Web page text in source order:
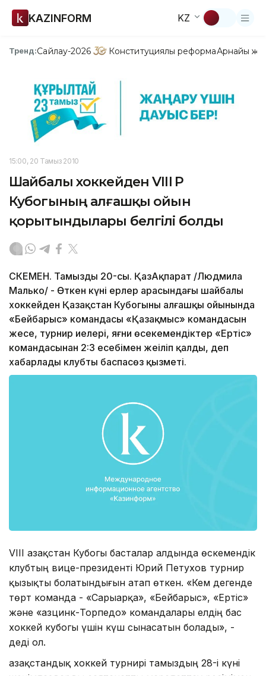
KAZINFORM KZ
Тренд:Сайлау-2026 Конституциялық реформаАрнайы
15:00, 20 Тамыз 2010
Шайбалы хоккейден VIII ҚР
Кубогының алғашқы ойын
қорытындылары белгілі болды
СКЕМЕН. Тамыздың 20-сы. ҚазАқпарат /Людмила
Малько/ - Өткен күні ерлер арасындағы шайбалы
хоккейден Қазақстан Кубогының алғашқы ойынында
«Бейбарыс» командасы «Қазақмыс» командасын
жеңсе, турнир иелері, яғни өсекемендіктер «Ертіс»
командасынан 2:3 есебімен жеңіліп қалды, деп
хабарлады клубтың баспасөз қызметі.
VIII Қазақстан Кубогы басталар алдында өскемендік
клубтың вице-президенті Юрий Петухов турнир
қызықты болатындығын атап өткен. «Кем дегенде
төрт команда - «Сарыарқа», «Бейбарыс», «Ертіс»
және «Қазцинк-Торпедо» командалары елдің бас
хоккей кубогы үшін күш сынасатын болады», -
деді ол.
Қазақстандық хоккей турнирі тамыздың 28-і күні